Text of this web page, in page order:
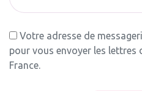
Votre adresse de
pour vous envoyer les lettres
France.